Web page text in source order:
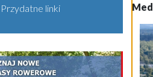
Przydatne linki